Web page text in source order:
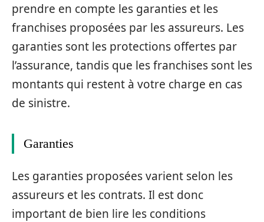
prendre en compte les garanties et les
franchises proposées par les assureurs. Les
garanties sont les protections offertes par
l’assurance, tandis que les franchises sont les
montants qui restent à votre charge en cas
de sinistre.
Garanties
Les garanties proposées varient selon les
assureurs et les contrats. Il est donc
important de bien lire les conditions